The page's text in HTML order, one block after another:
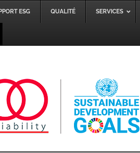
ESG QUALITÉ SERVICES